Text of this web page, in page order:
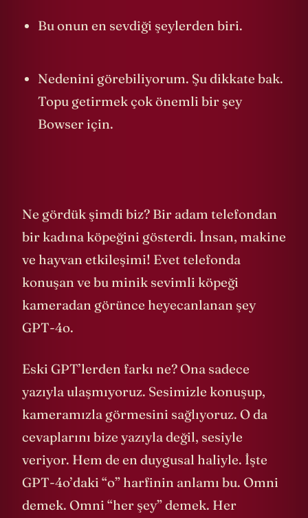
Bu onun en sevdiği şeylerden biri.
Nedenini görebiliyorum. Şu dikkate bak.
Topu getirmek çok önemli bir şey
Bowser için.
Ne gördük şimdi biz? Bir adam telefondan
bir kadına köpeğini gösterdi. İnsan, makine
ve hayvan etkileşimi! Evet telefonda
konuşan ve bu minik sevimli köpeği
kameradan görünce heyecanlanan şey
GPT-4o.
Eski GPT’lerden farkı ne? Ona sadece
yazıyla ulaşmıyoruz. Sesimizle konuşup,
kameramızla görmesini sağlıyoruz. O da
cevaplarını bize yazıyla değil, sesiyle
veriyor. Hem de en duygusal haliyle. İşte
GPT-4o’daki “o” harfinin anlamı bu. Omni
demek. Omni “her şey” demek. Her